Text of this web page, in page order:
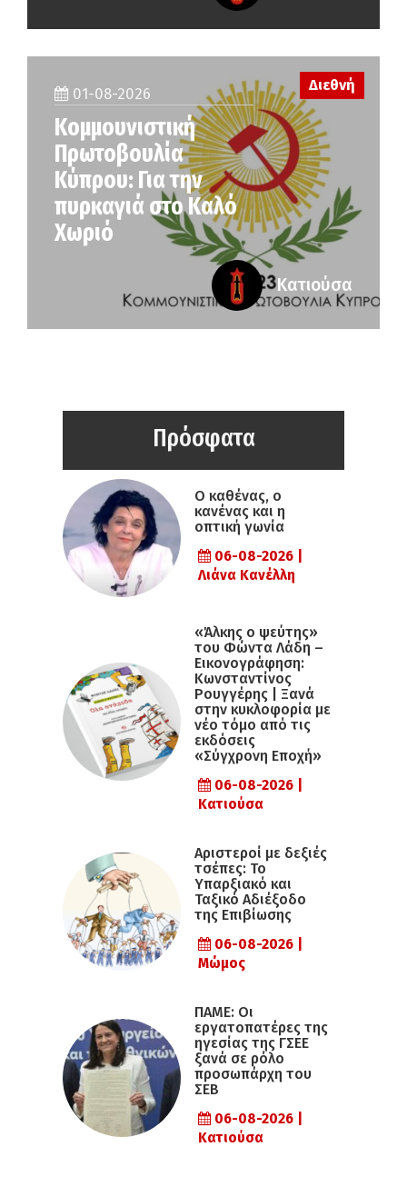
01-08-2026
Κομμουνιστική
Πρωτοβουλία
Κύπρου: Για την
πυρκαγιά στο Καλό
Χωριό
Διεθνή
Κατιούσα
Πρόσφατα
Ο καθένας, ο
κανένας και η
οπτική γωνία
06-08-2026 |
Λιάνα Κανέλλη
«Άλκης ο ψεύτης»
του Φώντα Λάδη –
Εικονογράφηση:
Κωνσταντίνος
Ρουγγέρης | Ξανά
στην κυκλοφορία με
νέο τόμο από τις
εκδόσεις
«Σύγχρονη Εποχή»
06-08-2026 |
Κατιούσα
Αριστεροί με δεξιές
τσέπες: Το
Υπαρξιακό και
Ταξικό Αδιέξοδο
της Επιβίωσης
06-08-2026 |
Μώμος
ΠΑΜΕ: Οι
εργατοπατέρες της
ηγεσίας της ΓΣΕΕ
ξανά σε ρόλο
προσωπάρχη του
ΣΕΒ
06-08-2026 |
Κατιούσα